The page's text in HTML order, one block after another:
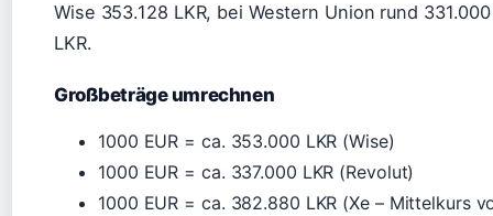
Wise 353.128 LKR, bei Western Union rund
LKR.
Großbeträge umrechnen
1000 EUR = ca. 353.000 LKR (Wise)
1000 EUR = ca. 337.000 LKR (Revolut)
1000 EUR = ca. 382.880 LKR (Xe – Mittelkurs